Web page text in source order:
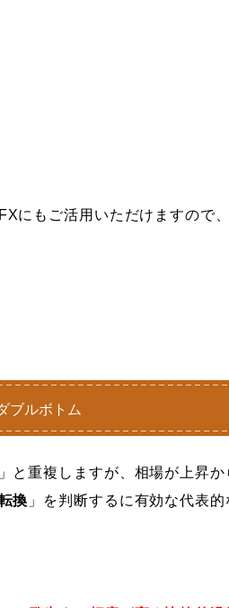
FXにもご活用いただけますので
ブルボトム
と重複しますが、 相場が上昇か
換 」を判断するに有効な代表的